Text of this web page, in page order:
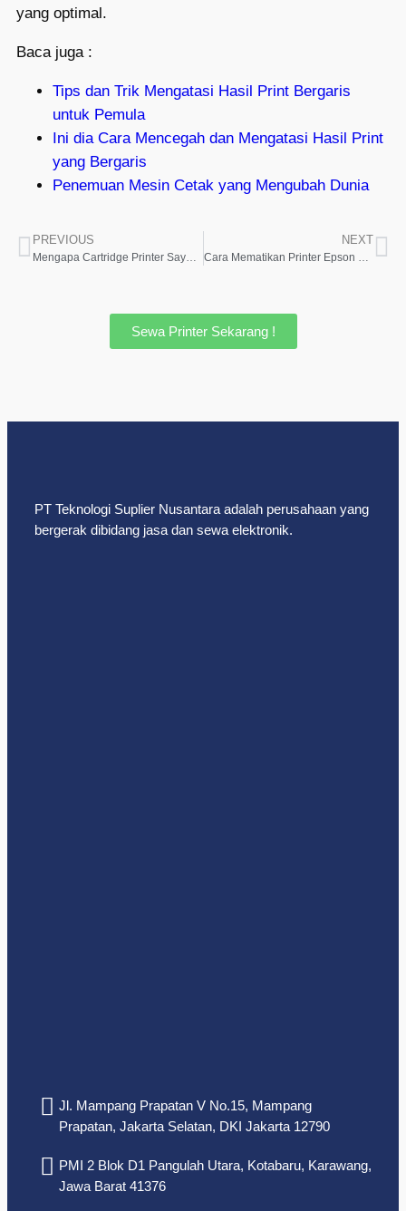
yang optimal.
Baca juga :
Tips dan Trik Mengatasi Hasil Print Bergaris
untuk Pemula
Ini dia Cara Mencegah dan Mengatasi Hasil Print
yang Bergaris
Penemuan Mesin Cetak yang Mengubah Dunia
PREVIOUS NEXT
Sewa Printer Sekarang !
PT Teknologi Suplier Nusantara adalah perusahaan yang
bergerak dibidang jasa dan sewa elektronik.
Jl. Mampang Prapatan V No.15, Mampang
Prapatan, Jakarta Selatan, DKI Jakarta 12790
PMI 2 Blok D1 Pangulah Utara, Kotabaru, Karawang,
Jawa Barat 41376